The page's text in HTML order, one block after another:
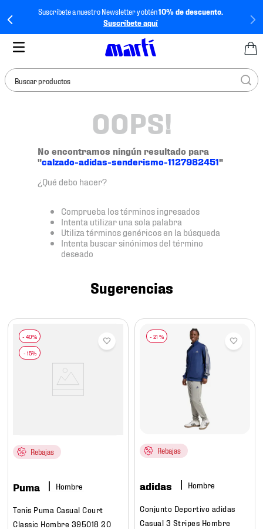
Suscríbete a nuestro Newsletter y obtén10% de descuento.
Suscríbete aquí
Buscar productos
OOPS!
No encontramos ningún resultado para
"calzado-adidas-senderismo-1127982451"
¿Qué debo hacer?
Comprueba los términos ingresados
Intenta utilizar una sola palabra
Utiliza términos genéricos en la búsqueda
Intenta buscar sinónimos del término
deseado
Sugerencias
Rebajas
Puma Hombre
Tenis Puma Casual Court
Classic Hombre 395018 20
- 21 %
Rebajas
adidas Hombre
Conjunto Deportivo adidas
Casual 3 Stripes Hombre
tenis mujer
tenis hombre
tenis
tenis futbol
mochila
10. tenis nike